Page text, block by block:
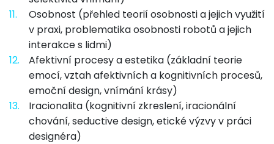
11.
Osobnost (přehled teorií osobnosti a jejich využití
v praxi, problematika osobnosti robotů a jejich
interakce s lidmi)
12.
Afektivní procesy a estetika (základní teorie
emocí, vztah afektivních a kognitivních procesů,
emoční design, vnímání krásy)
13.
Iracionalita (kognitivní zkreslení, iracionální
chování, seductive design, etické výzvy v práci
designéra)